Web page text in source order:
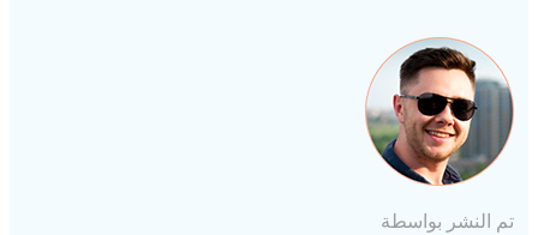
تم النشر بواسطة